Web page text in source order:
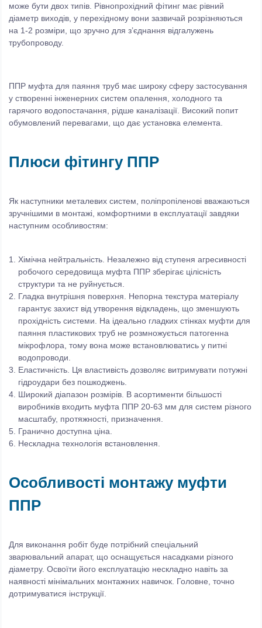
може бути двох типів. Рівнопрохідний фітинг має рівний
діаметр виходів, у перехідному вони зазвичай розрізняються
на 1-2 розміри, що зручно для з’єднання відгалужень
трубопроводу.
ППР муфта для паяння труб має широку сферу застосування
у створенні інженерних систем опалення, холодного та
гарячого водопостачання, рідше каналізації. Високий попит
обумовлений перевагами, що дає установка елемента.
Плюси фітингу ППР
Як наступники металевих систем, поліпропіленові вважаються
зручнішими в монтажі, комфортними в експлуатації завдяки
наступним особливостям:
Хімічна нейтральність. Незалежно від ступеня агресивності
робочого середовища муфта ППР зберігає цілісність
структури та не руйнується.
Гладка внутрішня поверхня. Непорна текстура матеріалу
гарантує захист від утворення відкладень, що зменшують
прохідність системи. На ідеально гладких стінках муфти для
паяння пластикових труб не розмножується патогенна
мікрофлора, тому вона може встановлюватись у питні
водопроводи.
Еластичність. Ця властивість дозволяє витримувати потужні
гідроудари без пошкоджень.
Широкий діапазон розмірів. В асортименти більшості
виробників входить муфта ППР 20-63 мм для систем різного
масштабу, протяжності, призначення.
Гранично доступна ціна.
Нескладна технологія встановлення.
Особливості монтажу муфти
ППР
Для виконання робіт буде потрібний спеціальний
зварювальний апарат, що оснащується насадками різного
діаметру. Освоїти його експлуатацію нескладно навіть за
наявності мінімальних монтажних навичок. Головне, точно
дотримуватися інструкції.